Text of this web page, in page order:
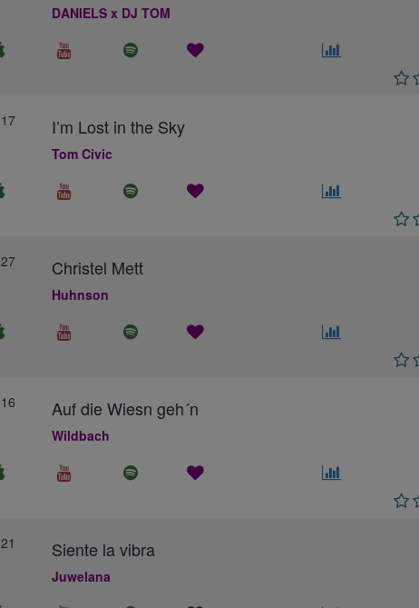
DANIELS x DJ TOM
17 I’m Lost in the Sky
Tom Civic
27 Christel Mett
Huhnson
16 Auf die Wiesn geh´n
Wildbach
21 Siente la vibra
Juwelana